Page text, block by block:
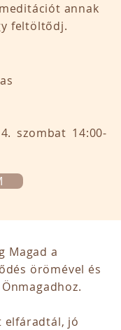
annak
feltöltődj.
szombat 14:00-
Magad a
örömével és
elfáradtál, jó